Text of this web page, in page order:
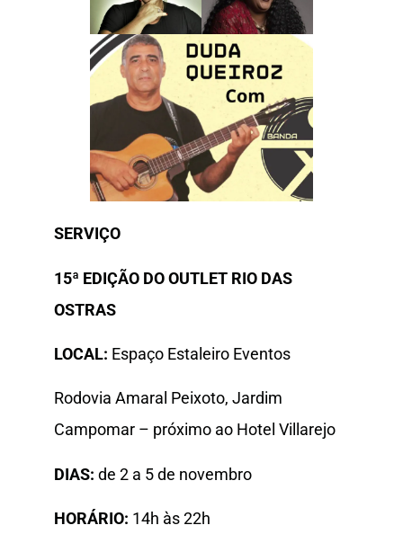
SERVIÇO
15ª EDIÇÃO DO OUTLET RIO DAS
OSTRAS
LOCAL: Espaço Estaleiro Eventos
Rodovia Amaral Peixoto, Jardim
Campomar – próximo ao Hotel Villarejo
DIAS: de 2 a 5 de novembro
HORÁRIO: 14h às 22h